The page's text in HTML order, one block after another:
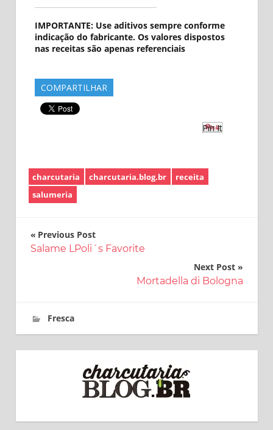
IMPORTANTE: Use aditivos sempre conforme
indicação do fabricante. Os valores dispostos
nas receitas são apenas referenciais
COMPARTILHAR
Pin It
charcutaria charcutaria.blog.br
receita
salumeria
Navegação
Previous Post
Salame LPoli´s Favorite
Next Post
Mortadella di Bologna
1 de fevereiro de 2017
charcutaria.blog.br
Fresca